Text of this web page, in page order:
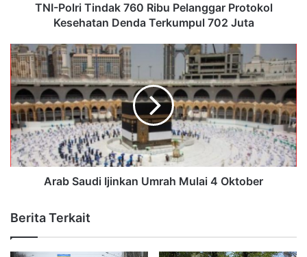
TNI-Polri Tindak 760 Ribu Pelanggar Protokol
Kesehatan Denda Terkumpul 702 Juta
Arab Saudi Ijinkan Umrah Mulai 4 Oktober
Berita Terkait